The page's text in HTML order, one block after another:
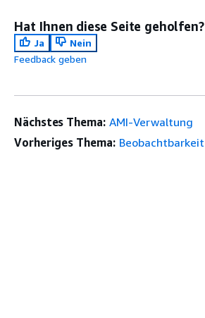
Hat Ihnen diese Seite geholfen?
Ja
Nein
Feedback geben
Nächstes Thema: AMI-Verwaltung
Vorheriges Thema: Beobachtbarkeit